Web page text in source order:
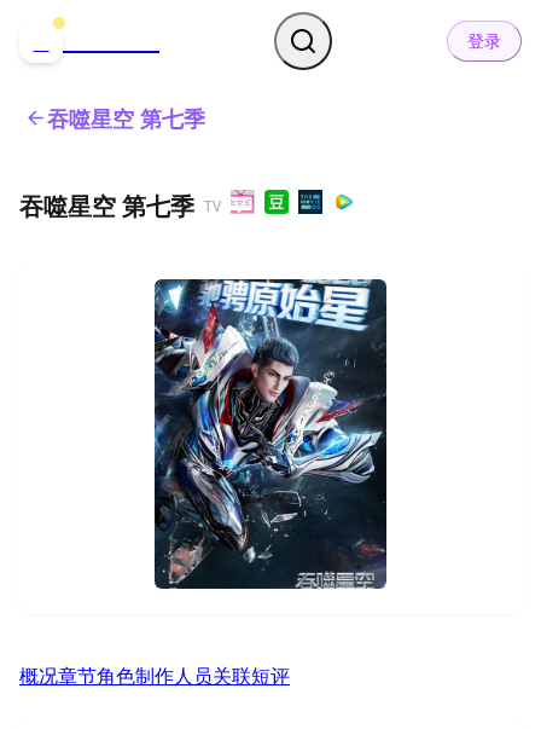
登录
吞噬星空 第七季
吞噬星空 第七季 TV
概况章节角色制作人员关联短评